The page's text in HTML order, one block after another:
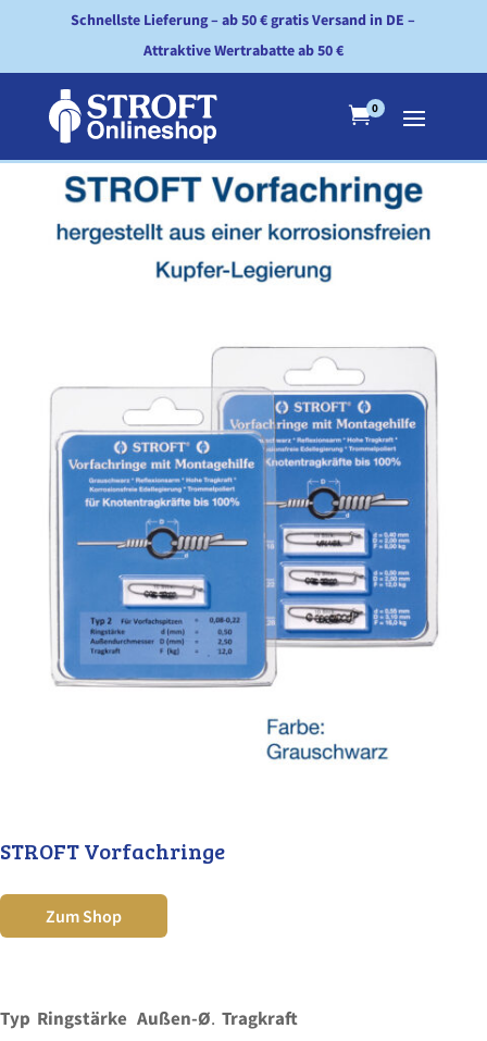
Schnellste Lieferung – ab 50 € gratis Versand in DE –
Attraktive Wertrabatte ab 50 €
0
STROFT Vorfachringe
Zum Shop
Typ Ringstärke Außen-Ø. Tragkraft